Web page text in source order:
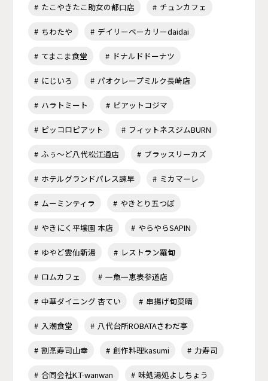
たこやきたこ助女の都口店 チュンカフェ
ちわたや デイリーベーカリーdaidai
てまこま食堂 ドナルドドーナツ
にじいろ パオクレープミルク長崎店
ハラトミート ピアットコジマ
ピッコロピアット フィットネスジムBURN
ふぅ～ど八代松江通店 ブラッスリーカズ
ホテルグランドパレス諫早 ミカマーレ
ムーミンティラ やきとり五つぼ
やきにく平壌園 本店 やらやらSAPIN
ゆやど雲仙新湯 レストラン羅甸
ロムカフェ 一魚一恵表参道店
中華ダイニング 杏てい 串揚げ旬菜晴
入潮食堂 八代台所ROBATAさわだ亭
割烹寿司山幸 創作料理kasumi 力寿司
合同会社K.T-wanwan 味処湯処よしちょう